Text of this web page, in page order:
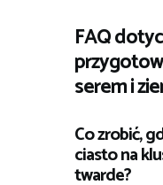
FAQ
serem i
Co zrobić,
ciasto na
twarde?